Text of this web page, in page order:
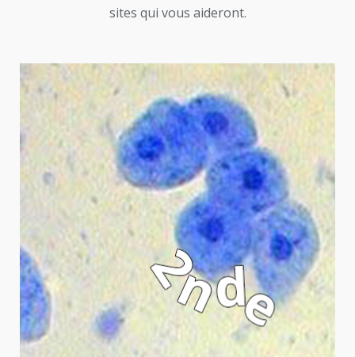
Ce que vous êtes devenussites qui vous aideront.